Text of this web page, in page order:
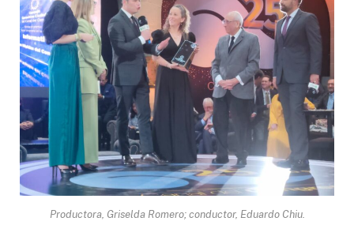
Productora, Griselda Romero; conductor, Eduardo Chiu.